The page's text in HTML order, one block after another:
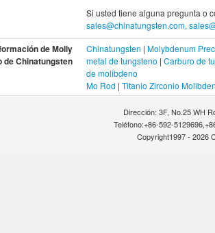
Si usted tiene alguna pregunta o
sales@chinatungsten.com,
de Molly Chinatungsten | Molybdenum
de Chinatungsten metal de tungsteno | Carburo de
de molibdeno
Mo Rod | Titanio Zirconio
Dirección: 3F, No.25 WH
Teléfono:+86-592-
Copyright1997 - 2026